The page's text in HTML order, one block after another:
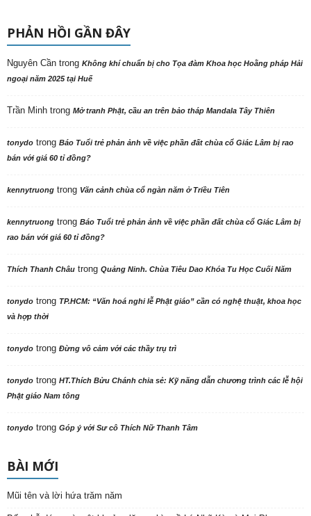
PHẢN HỒI GẦN ĐÂY
Nguyên Cần trong Không khí chuẩn bị cho Tọa đàm Khoa học Hoằng pháp Hải
ngoại năm 2025 tại Huế
Trần Minh trong Mở tranh Phật, cầu an trên bảo tháp Mandala Tây Thiên
tonydo trong Báo Tuổi trẻ phản ảnh về việc phần đất chùa cổ Giác Lâm bị rao
bán với giá 60 tỉ đồng?
kennytruong trong Vãn cảnh chùa cổ ngàn năm ở Triều Tiên
kennytruong trong Báo Tuổi trẻ phản ảnh về việc phần đất chùa cổ Giác Lâm bị
rao bán với giá 60 tỉ đồng?
Thích Thanh Châu trong Quảng Ninh. Chùa Tiêu Dao Khóa Tu Học Cuối Năm
tonydo trong TP.HCM: “Văn hoá nghi lễ Phật giáo” cần có nghệ thuật, khoa học
và hợp thời
tonydo trong Đừng vô cảm với các thầy trụ trì
tonydo trong HT.Thích Bửu Chánh chia sẻ: Kỹ năng dẫn chương trình các lễ hội
Phật giáo Nam tông
tonydo trong Góp ý với Sư cô Thích Nữ Thanh Tâm
BÀI MỚI
Mũi tên và lời hứa trăm năm